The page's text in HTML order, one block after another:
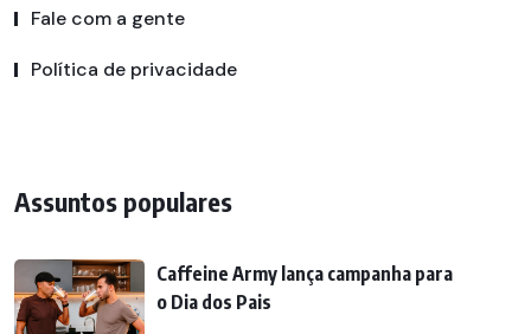
Fale com a gente
Política de privacidade
Assuntos populares
Caffeine Army lança campanha para
o Dia dos Pais